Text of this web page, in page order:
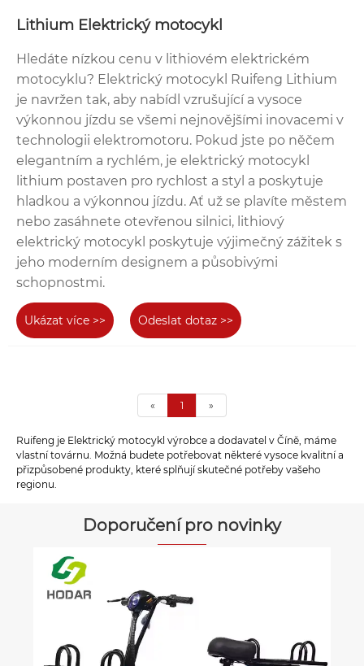
Lithium Elektrický motocykl
Hledáte nízkou cenu v lithiovém elektrickém
motocyklu? Elektrický motocykl Ruifeng Lithium
je navržen tak, aby nabídl vzrušující a vysoce
výkonnou jízdu se všemi nejnovějšími inovacemi v
technologii elektromotoru. Pokud jste po něčem
elegantním a rychlém, je elektrický motocykl
lithium postaven pro rychlost a styl a poskytuje
hladkou a výkonnou jízdu. Ať už se plavíte městem
nebo zasáhnete otevřenou silnici, lithiový
elektrický motocykl poskytuje výjimečný zážitek s
jeho moderním designem a působivými
schopnostmi.
Ukázat více >> Odeslat dotaz >>
« 1 »
Ruifeng je Elektrický motocykl výrobce a dodavatel v Číně, máme
vlastní továrnu. Možná budete potřebovat některé vysoce kvalitní a
přizpůsobené produkty, které splňují skutečné potřeby vašeho
regionu.
Doporučení pro novinky